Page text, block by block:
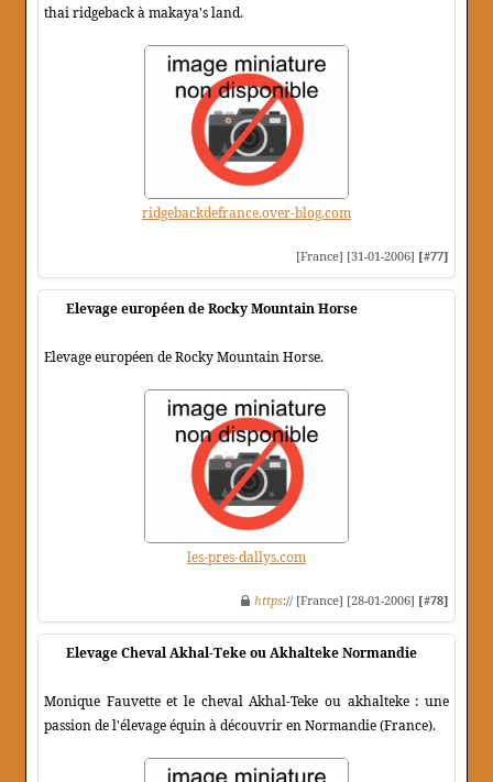
thai ridgeback à makaya's land.
ridgebackdefrance.over-blog.com
[France] [31-01-2006] [#77]
Elevage européen de Rocky Mountain Horse
Elevage européen de Rocky Mountain Horse.
les-pres-dallys.com
https:// [France] [28-01-2006] [#78]
Elevage Cheval Akhal-Teke ou Akhalteke Normandie
Monique Fauvette et le cheval Akhal-Teke ou akhalteke : une
passion de l'élevage équin à découvrir en Normandie (France).